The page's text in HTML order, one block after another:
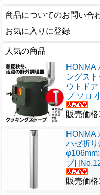
商品についてのお問い合
お気に入りに登録
人気の商品
HONMA
ングス
ウトド
プ ソロ
販売価格
HONMA
ハゼ折
ブ]
販売価格